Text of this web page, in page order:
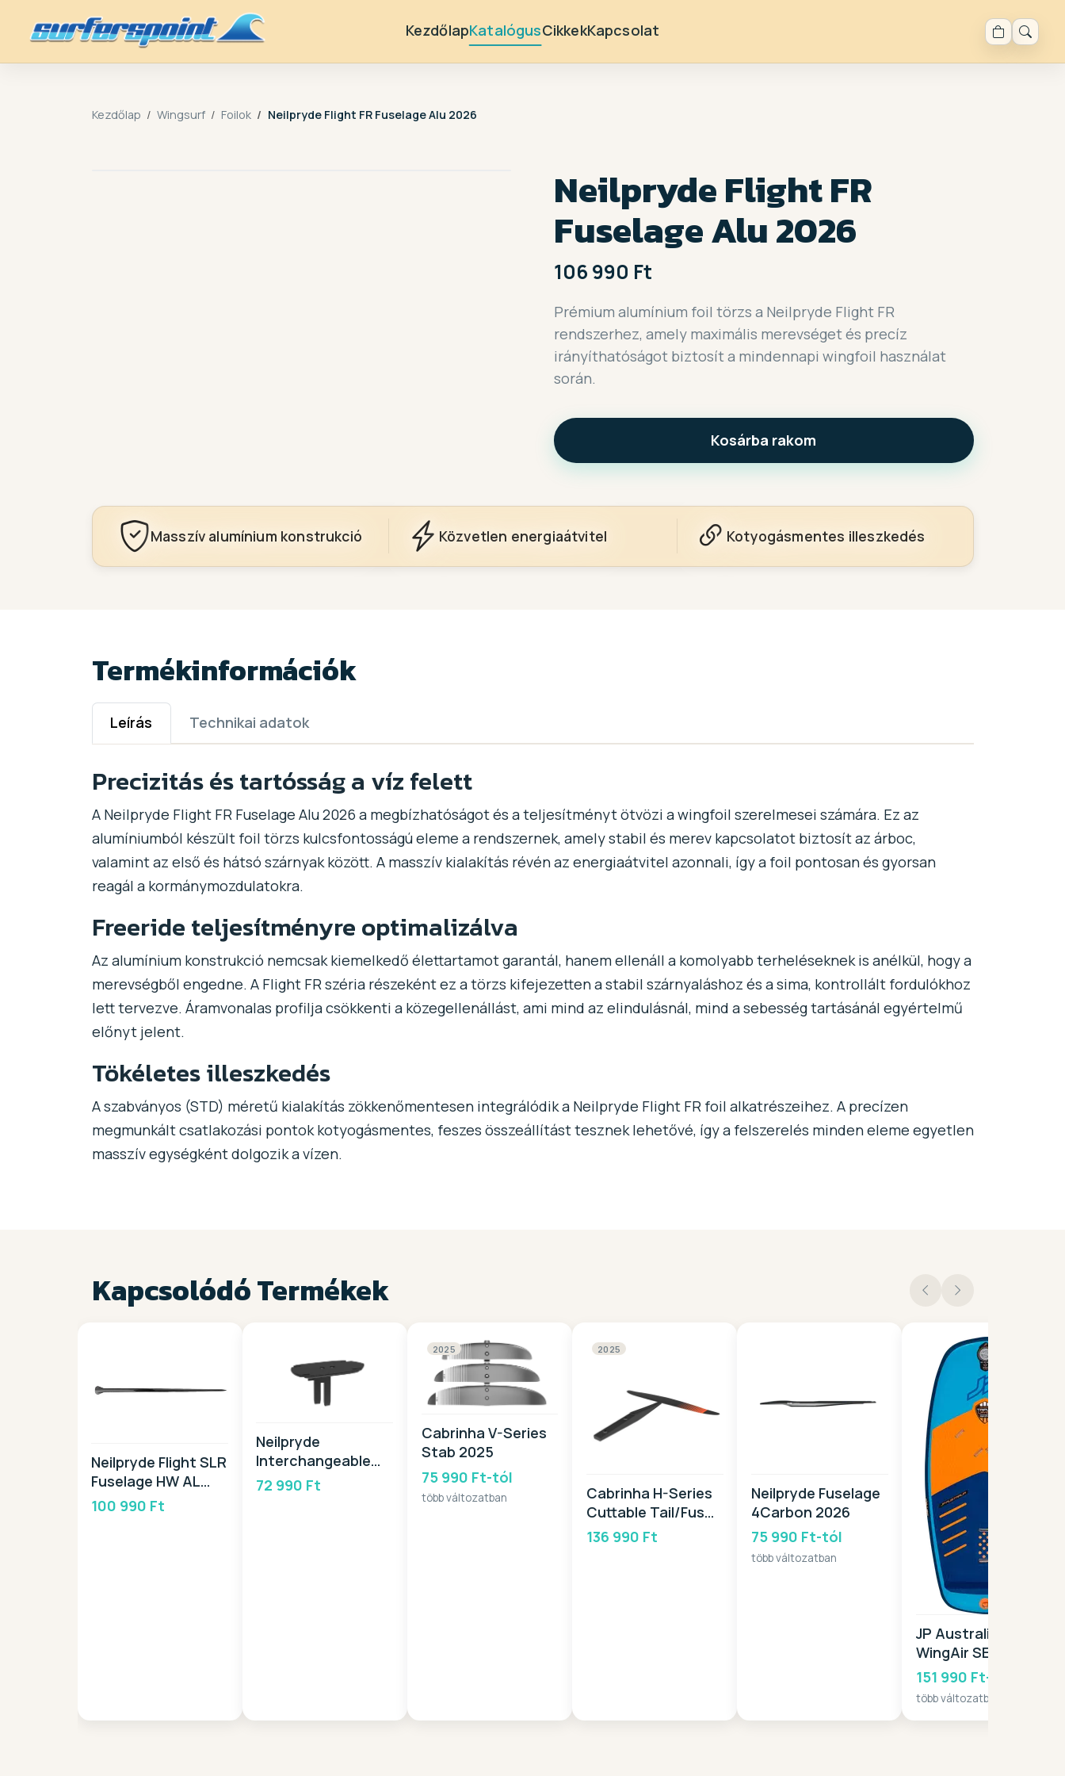
KezdőlapKatalógusCikkekKapcsolat
Kezdőlap Wingsurf Foilok Neilpryde Flight FR Fuselage Alu 2026
Neilpryde Flight FR
Fuselage Alu 2026
106 990 Ft
Prémium alumínium foil törzs a Neilpryde Flight FR
rendszerhez, amely maximális merevséget és precíz
irányíthatóságot biztosít a mindennapi wingfoil használat
során.
Kosárba rakom
Masszív alumínium konstrukció Közvetlen energiaátvitel Kotyogásmentes illeszkedés
Termékinformációk
Leírás Technikai adatok
Precizitás és tartósság a víz felett
A Neilpryde Flight FR Fuselage Alu 2026 a megbízhatóságot és a teljesítményt ötvözi a wingfoil szerelmesei számára. Ez az
alumíniumból készült foil törzs kulcsfontosságú eleme a rendszernek, amely stabil és merev kapcsolatot biztosít az árboc,
valamint az első és hátsó szárnyak között. A masszív kialakítás révén az energiaátvitel azonnali, így a foil pontosan és gyorsan
reagál a kormánymozdulatokra.
Freeride teljesítményre optimalizálva
Az alumínium konstrukció nemcsak kiemelkedő élettartamot garantál, hanem ellenáll a komolyabb terheléseknek is anélkül, hogy a
merevségből engedne. A Flight FR széria részeként ez a törzs kifejezetten a stabil szárnyaláshoz és a sima, kontrollált fordulókhoz
lett tervezve. Áramvonalas profilja csökkenti a közegellenállást, ami mind az elindulásnál, mind a sebesség tartásánál egyértelmű
előnyt jelent.
Tökéletes illeszkedés
A szabványos (STD) méretű kialakítás zökkenőmentesen integrálódik a Neilpryde Flight FR foil alkatrészeihez. A precízen
megmunkált csatlakozási pontok kotyogásmentes, feszes összeállítást tesznek lehetővé, így a felszerelés minden eleme egyetlen
masszív egységként dolgozik a vízen.
Kapcsolódó Termékek
Neilpryde Flight SLR
Fuselage HW AL
2026
100 990 Ft
Neilpryde
Interchangeable
Head -SP 2026
72 990 Ft
2025
Cabrinha V-Series
Stab 2025
75 990 Ft-tól
több változatban
2025
Cabrinha H-Series
Cuttable Tail/Fus
2025
136 990 Ft
Neilpryde Fuselage
4Carbon 2026
75 990 Ft-tól
több változatban
JP Australia
WingAir SE 2026
151 990 Ft-tól
több változatban